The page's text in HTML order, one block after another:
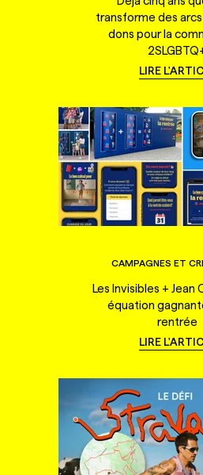
transforme des
dons pour la
LIRE
CAMPAGNES ET
Les Invisibles + Jean
équation
rentrée
LIRE